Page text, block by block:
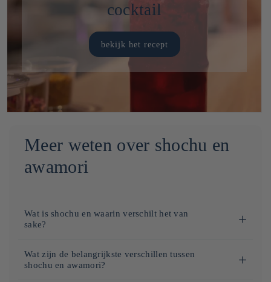
cocktail
bekijk het recept
Meer weten over shochu en
awamori
Wat is shochu en waarin verschilt het van
sake?
een gefermenteerde drank is die lijkt op rijstwijn. Shochu
Wat zijn de belangrijkste verschillen tussen
shochu en awamori?